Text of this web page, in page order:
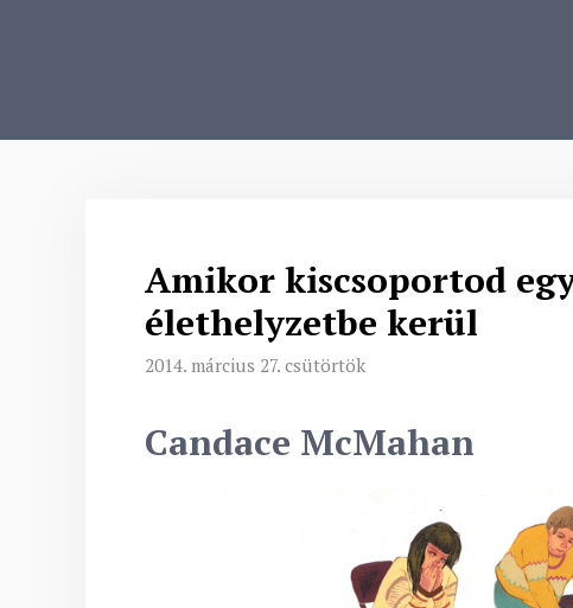
Amikor kiscsoportod
élethelyzetbe kerül
2014. március 27. csütörtök
Candace McMahan